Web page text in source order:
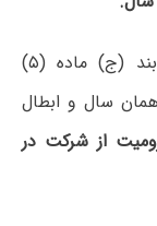
ب- در مورد مشمولان بند (ب) یا بند (ج) ماده (۵)
سال و ابطال
از شرکت در